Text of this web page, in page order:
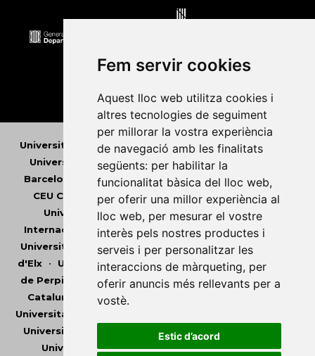
Fem servir cookies
Aquest lloc web utilitza cookies i
altres tecnologies de seguiment
per millorar la vostra experiència
de navegació amb les finalitats
següents: per habilitar la
funcionalitat bàsica del lloc web,
per oferir una millor experiència al
lloc web, per mesurar el vostre
interès pels nostres productes i
serveis i per personalitzar les
interaccions de màrqueting, per
oferir anuncis més rellevants per a
vostè.
Estic d’acord
Universitat Abat Oliba CEU•Universitat d'Alacant
Universitat d'Andorra•Universitat Autònoma de
Barcelona
Universitat de Barcelona•Universitat
CEU Cardenal Herrera•Universitat de Girona •
Universitat de les Illes Balears• Universitat
Internacional de Catalunya•Universitat Jaume I
Universitat de Lleida• Universitat Miguel Hernández
d'Elx• Universitat Oberta de Catalunya•Universitat
de Perpinyà Via Domitia•Universitat Politècnica de
Catalunya
Universitat Politècnica de València
Universitat Pompeu Fabra
Universitat Rovira i Virgili
• Universitat de Sàsser
Universitat de València•Universitat de Vic -